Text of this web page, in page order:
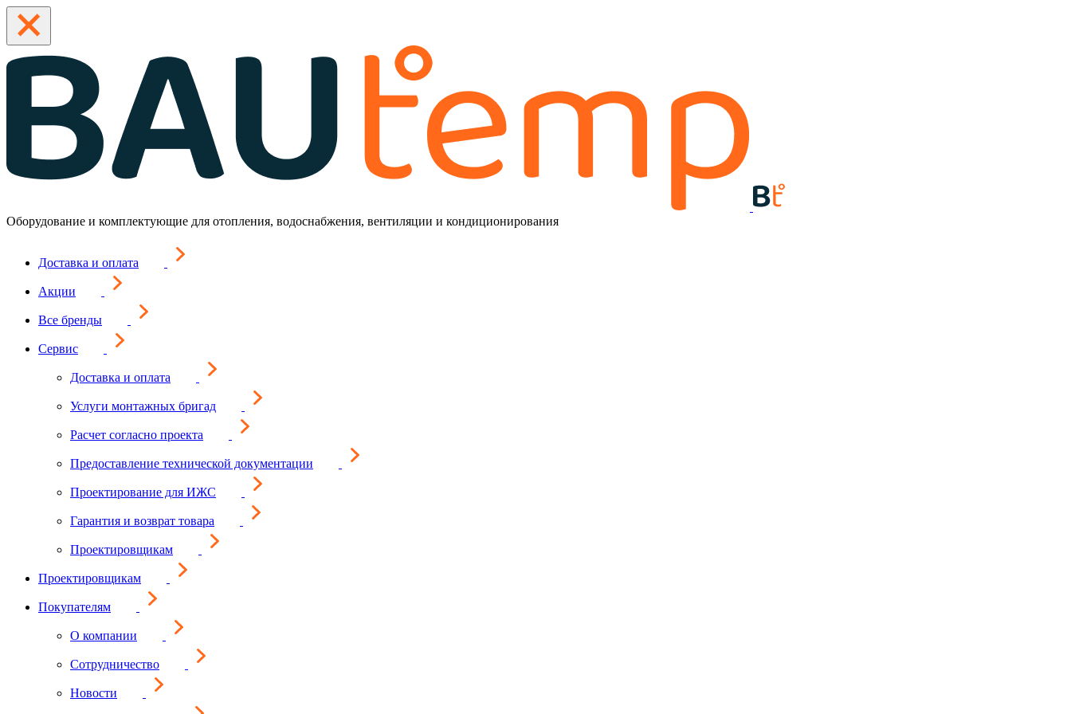
Оборудование и комплектующие для отопления, водоснабжения, вентиляции и кондиционирования
Доставка и оплата
Акции
Все бренды
Сервис
Доставка и оплата
Услуги монтажных бригад
Расчет согласно проекта
Предоставление технической документации
Проектирование для ИЖС
Гарантия и возврат товара
Проектировщикам
Проектировщикам
Покупателям
О компании
Сотрудничество
Новости